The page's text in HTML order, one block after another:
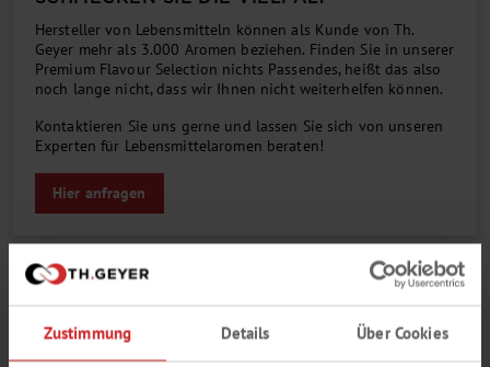
Zustimmung Details Über Cookies
Hersteller von Lebensmitteln können als Kunde von Th.
Geyer mehr als 3.000 Aromen beziehen. Finden Sie in unserer
Premium Flavour Selection nichts Passendes, heißt das also
noch lange nicht, dass wir Ihnen nicht weiterhelfen können.
Kontak­tieren Sie uns ger­ne und lassen Sie sich von unseren
Experten für Lebensmittelaromen beraten!
Hier anfragen
AN­WEN­DUNGS­BEREI­